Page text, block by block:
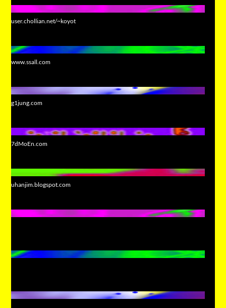
user.chollian.net/~koyot
www.ssall.com
g1jung.com
7dMoEn.com
uhanjim.blogspot.com